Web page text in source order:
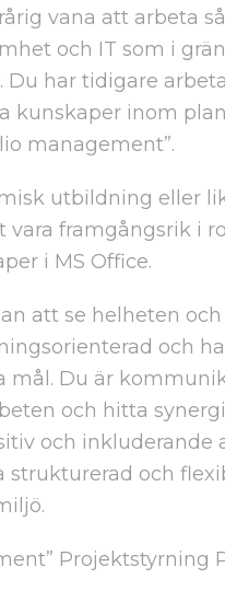
vana att arbeta
och IT som i
Du har tidigare
kunskaper inom
management”.
utbildning eller
vara framgångsrik i
i MS Office.
att se helheten och
och
mål. Du är
och hitta
och inkluderande
och
Projektstyrning